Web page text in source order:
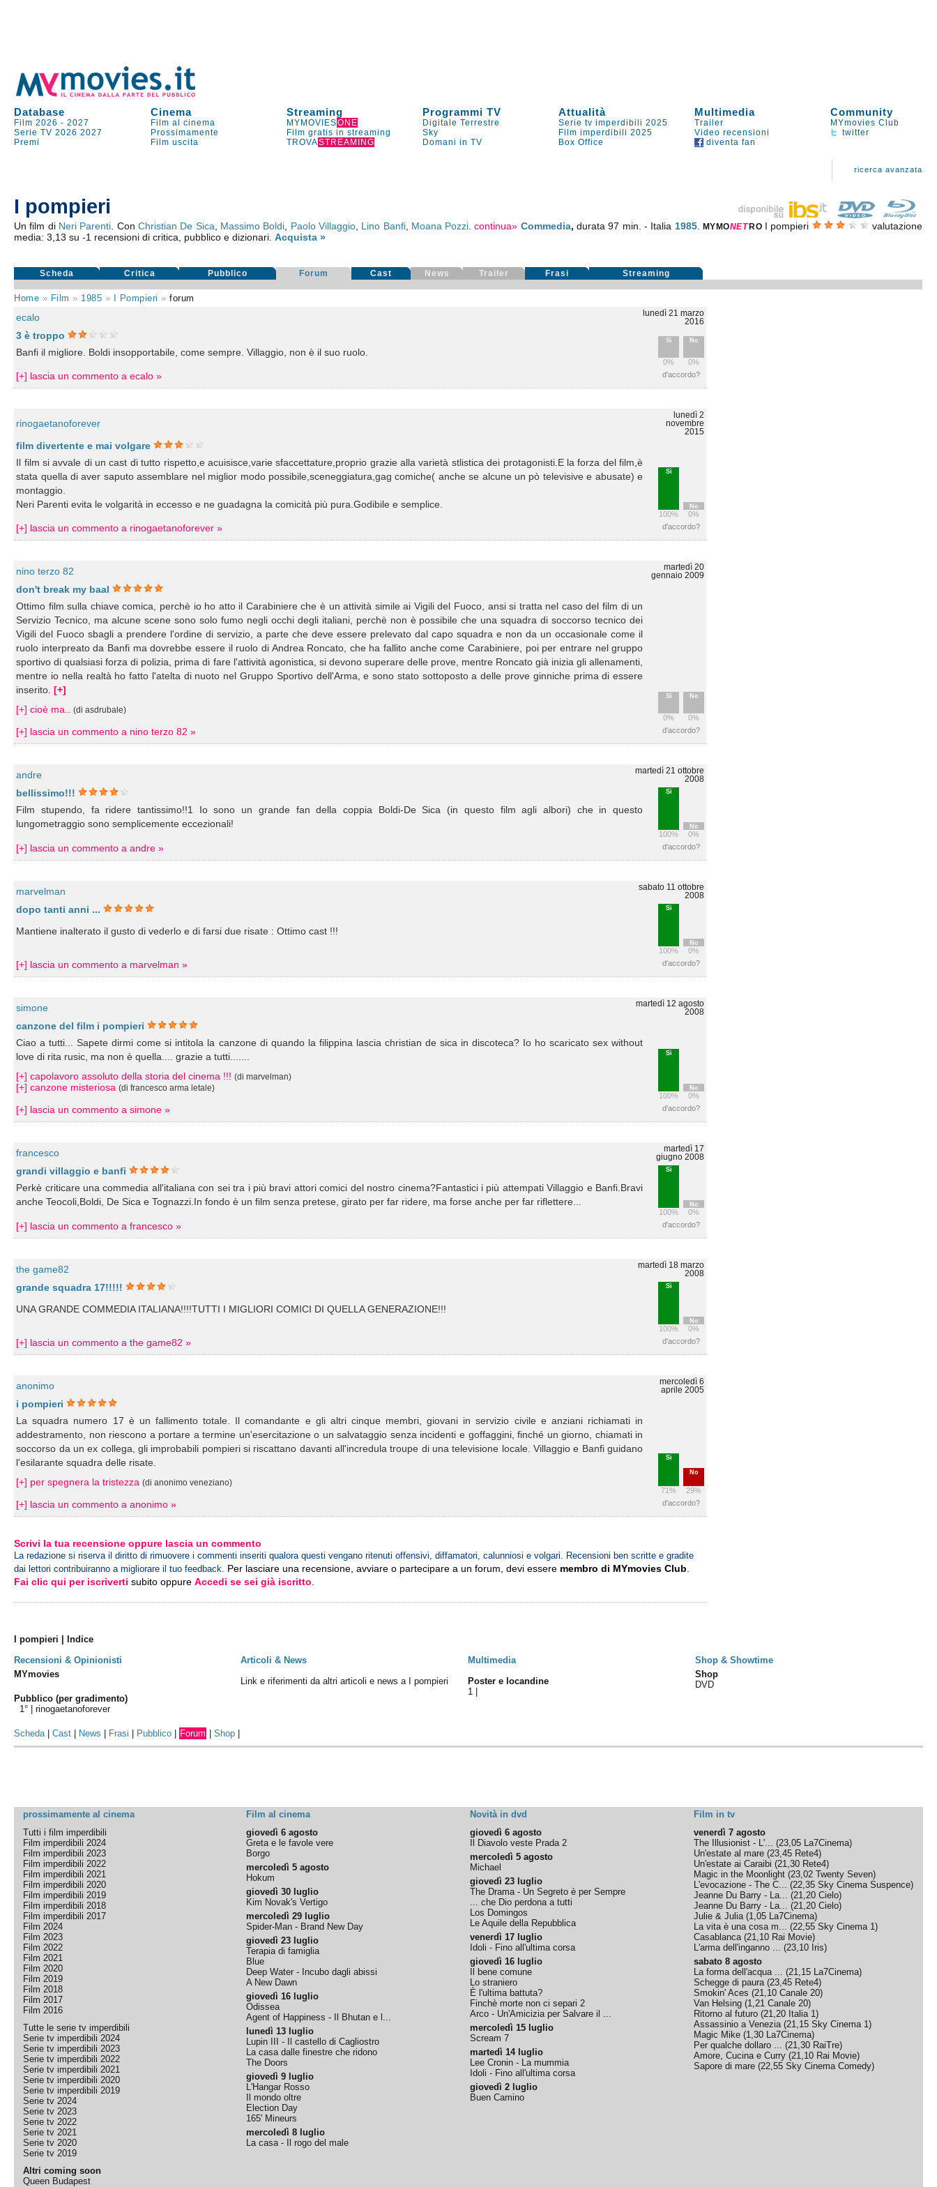
Database Cinema Streaming Programmi TV Attualità Multimedia Community
Film 2026 -2027 Film al cinema MYMOVIESONE Digitale Terrestre Serie tv imperdibili 2025 Trailer
MYmovies Club
Serie TV 2026 2027 Prossimamente Film gratis in streaming Sky Film imperdibili 2025 Video recensioni
twitter
Premi
Film uscita TROVASTREAMING Domani in TV Box Office diventa fan
ricerca avanzata
I pompieri
Un film di Neri Parenti . ConChristian De Sica Massimo Boldi Paolo Villaggio, Lino Banfi, Moana Pozzi .continua» Commedia,durata 97 min. - Italia 1985. MYMONET RO I pompieri
valutazione
media:3,13 su-1 recensioni di critica, pubblico e dizionari.Acquista »
Scheda Critica Pubblico Forum Cast News Trailer Frasi Streaming
Home » Film » 1985 » I Pompieri »forum
ecalo
lunedì 21 marzo
2016
3 è troppo Sì
0%
No
0%
Banfi il migliore. Boldi insopportabile, come sempre. Villaggio, non è il suo ruolo.
[+] lascia un commento a ecalo » d'accordo?
rinogaetanoforever
lunedì 2
novembre
2015
film divertente e mai volgare
Sì
100%
No
0%
Il film si avvale di un cast di tutto rispetto,e acuisisce,varie sfaccettature,proprio grazie alla varietà stlistica dei protagonisti.E la forza del film,è
stata quella di aver saputo assemblare nel miglior modo possibile,sceneggiatura,gag comiche( anche se alcune un pò televisive e abusate) e
montaggio.
Neri Parenti evita le volgarità in eccesso e ne guadagna la comicità più pura.Godibile e semplice.
[+] lascia un commento a rinogaetanoforever » d'accordo?
nino terzo 82
martedì 20
gennaio 2009
don't break my baal
Sì
0%
No
0%
Ottimo film sulla chiave comica, perchè io ho atto il Carabiniere che è un attività simile ai Vigili del Fuoco, ansi si tratta nel caso del film di un
Servizio Tecnico, ma alcune scene sono solo fumo negli occhi degli italiani, perchè non è possibile che una squadra di soccorso tecnico dei
Vigili del Fuoco sbagli a prendere l'ordine di servizio, a parte che deve essere prelevato dal capo squadra e non da un occasionale come il
ruolo interpreato da Banfi ma dovrebbe essere il ruolo di Andrea Roncato, che ha fallito anche come Carabiniere, poi per entrare nel gruppo
sportivo di qualsiasi forza di polizia, prima di fare l'attività agonistica, si devono superare delle prove, mentre Roncato già inizia gli allenamenti,
mentre io nella realtà ho fatto l'atelta di nuoto nel Gruppo Sportivo dell'Arma, e sono stato sottoposto a delle prove ginniche prima di essere
inserito.[+]
[+] cioè ma..
(di asdrubale)
[+] lascia un commento a nino terzo 82 » d'accordo?
andre
martedì 21 ottobre
2008
bellissimo!!! Sì
100%
No
0%
Film stupendo, fa ridere tantissimo!!1 Io sono un grande fan della coppia Boldi-De Sica (in questo film agli albori) che in questo
lungometraggio sono semplicemente eccezionali!
[+] lascia un commento a andre » d'accordo?
marvelman
sabato 11 ottobre
2008
dopo tanti anni ... Sì
100%
No
0%
Mantiene inalterato il gusto di vederlo e di farsi due risate : Ottimo cast !!!
[+] lascia un commento a marvelman » d'accordo?
simone
martedì 12 agosto
2008
canzone del film i pompieri
Sì
100%
No
0%
Ciao a tutti... Sapete dirmi come si intitola la canzone di quando la filippina lascia christian de sica in discoteca? Io ho scaricato sex without
love di rita rusic, ma non è quella.... grazie a tutti.......
[+] capolavoro assoluto della storia del cinema !!! (di marvelman)
[+] canzone misteriosa (di francesco arma letale)
[+] lascia un commento a simone » d'accordo?
francesco
martedì 17
giugno 2008
grandi villaggio e banfi Sì
100%
No
0%
Perkè criticare una commedia all'italiana con sei tra i più bravi attori comici del nostro cinema?Fantastici i più attempati Villaggio e Banfi.Bravi
anche Teocoli,Boldi, De Sica e Tognazzi.In fondo è un film senza pretese, girato per far ridere, ma forse anche per far riflettere...
[+] lascia un commento a francesco » d'accordo?
the game82
martedì 18 marzo
2008
grande squadra 17!!!!! Sì
100%
No
0%
UNA GRANDE COMMEDIA ITALIANA!!!!TUTTI I MIGLIORI COMICI DI QUELLA GENERAZIONE!!!
[+] lascia un commento a the game82 » d'accordo?
anonimo
mercoledì 6
aprile 2005
i pompieri
Sì
71%
No
29%
La squadra numero 17 è un fallimento totale. Il comandante e gli altri cinque membri, giovani in servizio civile e anziani richiamati in
addestramento, non riescono a portare a termine un'esercitazione o un salvataggio senza incidenti e goffaggini, finché un giorno, chiamati in
soccorso da un ex collega, gli improbabili pompieri si riscattano davanti all'incredula troupe di una televisione locale. Villaggio e Banfi guidano
l'esilarante squadra delle risate.
[+] per spegnera la tristezza (di anonimo veneziano)
[+] lascia un commento a anonimo » d'accordo?
Scrivi la tua recensione oppure lascia un commento
La redazione si riserva il diritto di rimuovere i commenti inseriti qualora questi vengano ritenuti offensivi, diffamatori, calunniosi e volgari. Recensioni ben scritte e gradite
dai lettori contribuiranno a migliorare il tuo feedback. Per lasciare una recensione, avviare o partecipare a un forum, devi essere membro di MYmovies Club
Fai clic qui per iscriverti subito oppureAccedi se sei già iscritto
I pompieri | Indice
Recensioni & Opinionisti
Articoli & News Multimedia
Shop & Showtime
MYmovies
Pubblico (per gradimento)
1° |rinogaetanoforever
Link e riferimenti da altri articoli e news a I pompieri
Poster e locandine
1
Shop
DVD
Scheda|Cast News Frasi Pubblico Forum |Shop
prossimamente al cinema Film al cinema Novità in dvd
Film in tv
Tutti i film imperdibili
Film imperdibili 2024
Film imperdibili 2023
Film imperdibili 2022
Film imperdibili 2021
Film imperdibili 2020
Film imperdibili 2019
Film imperdibili 2018
Film imperdibili 2017
Film 2024
Film 2023
Film 2022
Film 2021
Film 2020
Film 2019
Film 2018
Film 2017
Film 2016
Tutte le serie tv imperdibili
Serie tv imperdibili 2024
Serie tv imperdibili 2023
Serie tv imperdibili 2022
Serie tv imperdibili 2021
Serie tv imperdibili 2020
Serie tv imperdibili 2019
Serie tv 2024
Serie tv 2023
Serie tv 2022
Serie tv 2021
Serie tv 2020
Serie tv 2019
Altri coming soon
Queen Budapest
giovedì 6 agosto
Greta e le favole vere
Borgo
mercoledì 5 agosto
Hokum
giovedì 30 luglio
Kim Novak's Vertigo
mercoledì 29 luglio
Spider-Man - Brand New Day
giovedì 23 luglio
Terapia di famiglia
Blue
Deep Water - Incubo dagli abissi
A New Dawn
giovedì 16 luglio
Odissea
Agent of Happiness - Il Bhutan e l...
lunedì 13 luglio
Lupin III - Il castello di Cagliostro
La casa dalle finestre che ridono
The Doors
giovedì 9 luglio
L'Hangar Rosso
Il mondo oltre
Election Day
165' Mineurs
mercoledì 8 luglio
La casa - Il rogo del male
giovedì 6 agosto
Il Diavolo veste Prada 2
mercoledì 5 agosto
Michael
giovedì 23 luglio
The Drama - Un Segreto è per Sempre
... che Dio perdona a tutti
Los Domingos
Le Aquile della Repubblica
venerdì 17 luglio
Idoli - Fino all'ultima corsa
giovedì 16 luglio
Il bene comune
Lo straniero
È l'ultima battuta?
Finchè morte non ci separi 2
Arco - Un'Amicizia per Salvare il ...
mercoledì 15 luglio
Scream 7
martedì 14 luglio
Lee Cronin - La mummia
Idoli - Fino all'ultima corsa
giovedì 2 luglio
Buen Camino
venerdì 7 agosto
The Illusionist - L'... (23,05 La7Cinema)
Un'estate al mare (23,45 Rete4)
Un'estate ai Caraibi (21,30 Rete4)
Magic in the Moonlight (23,02 Twenty Seven)
L'evocazione - The C... (22,35 Sky Cinema Suspence)
Jeanne Du Barry - La... (21,20 Cielo)
Jeanne Du Barry - La... (21,20 Cielo)
Julie & Julia(1,05 La7Cinema)
La vita è una cosa m... (22,55 Sky Cinema 1)
Casablanca(21,10 Rai Movie)
L'arma dell'inganno ... (23,10 Iris)
sabato 8 agosto
La forma dell'acqua ... (21,15 La7Cinema)
Schegge di paura(23,45 Rete4)
Smokin' Aces (21,10 Canale 20)
Van Helsing (1,21 Canale 20)
Ritorno al futuro (21,20 Italia 1)
Assassinio a Venezia(21,15 Sky Cinema 1)
Magic Mike (1,30 La7Cinema)
Per qualche dollaro ... (21,30 RaiTre)
Amore, Cucina e Curry (21,10 Rai Movie)
Sapore di mare (22,55 Sky Cinema Comedy)